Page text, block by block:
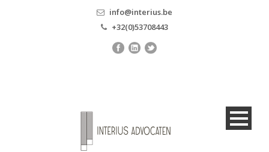
info@interius.be
+32(0)53708443